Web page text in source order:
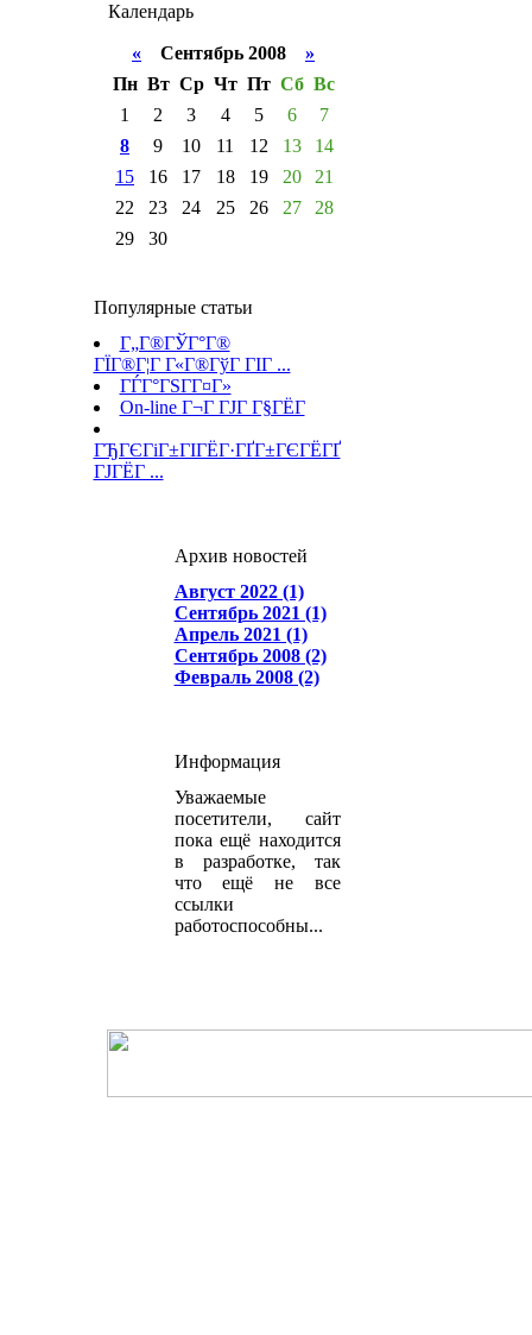
Календарь
« Сентябрь 2008 »
Пн Вт Ср Чт Пт Сб Вс
1
2 3 4 5 6
7
8
9 10 11 12 13
14
15
16 17 18 19 20
21
22
23 24 25 26 27
28
29
30
Популярные статьи
Г„Г®ГЎГ°Г®
ГЇГ®Г¦Г Г«Г®ГўГ ГІГ ...
ГЃГ°ГЅГ­Г¤Г»
On-line Г¬Г ГЈГ Г§ГЁГ­
ГЂГЄГіГ±ГІГЁГ·ГҐГ±ГЄГЁГҐ
ГЈГЁГ ...
Архив новостей
Август 2022 (1)
Сентябрь 2021 (1)
Апрель 2021 (1)
Сентябрь 2008 (2)
Февраль 2008 (2)
Информация
Уважаемые
посетители, сайт
пока ещё находится
в разработке, так
что ещё не все
ссылки
работоспособны...